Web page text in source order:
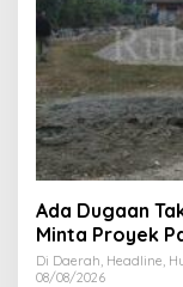
Ada Dugaan
Minta Proyek
Dihentikan
Di Daerah, Headline,
08/08/2026